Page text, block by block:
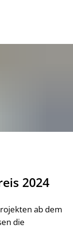
2024
ab dem
die